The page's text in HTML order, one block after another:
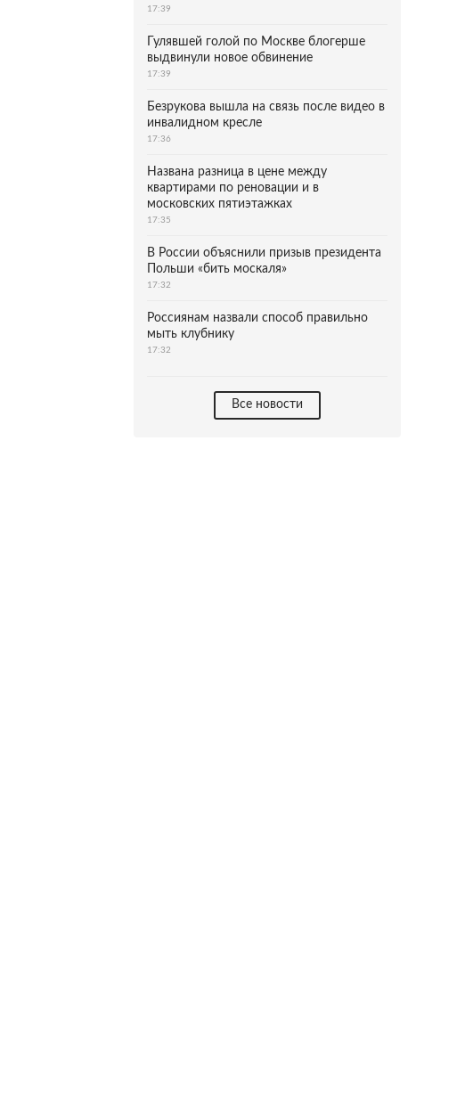
17:39
Гулявшей голой по Москве блогерше
выдвинули новое обвинение
17:39
Безрукова вышла на связь после видео в
инвалидном кресле
17:36
Названа разница в цене между
квартирами по реновации и в
московских пятиэтажках
17:35
В России объяснили призыв президента
Польши «бить москаля»
17:32
Россиянам назвали способ правильно
мыть клубнику
17:32
Все новости